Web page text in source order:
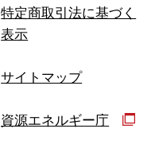
特定商取引法に基づく
表示
サイトマップ
資源エネルギー庁